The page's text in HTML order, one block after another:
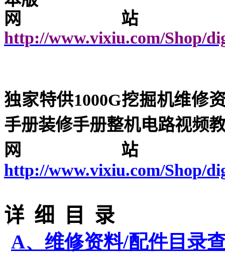
网站
http://www.vixiu.com/Shop/
独家特供1000G挖掘机维修
手册装修手册整机电路视频
网站
http://www.vixiu.com/Shop/
详 细 目 录
A、 维修资料/配件目录